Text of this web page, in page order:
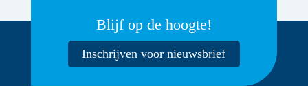
Blijf op de hoogte!
Inschrijven voor nieuwsbrief